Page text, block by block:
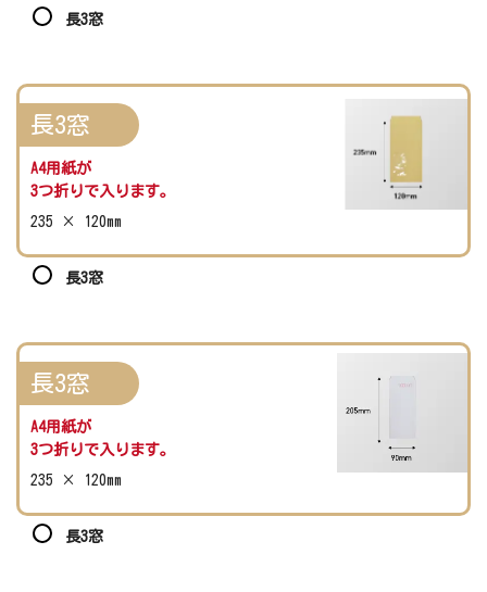
長3窓
長3窓
A4用紙が
3つ折りで入ります。
235 × 120mm
長3窓
長3窓
A4用紙が
3つ折りで入ります。
235 × 120mm
長3窓